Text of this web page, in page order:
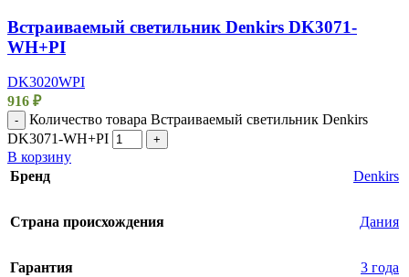
Встраиваемый светильник Denkirs DK3071-
WH+PI
DK3020WPI
916 ₽
-
Количество товара Встраиваемый светильник Denkirs
DK3071-WH+PI
+
В корзину
Бренд
Denkirs
Страна происхождения Дания
Гарантия 3 года